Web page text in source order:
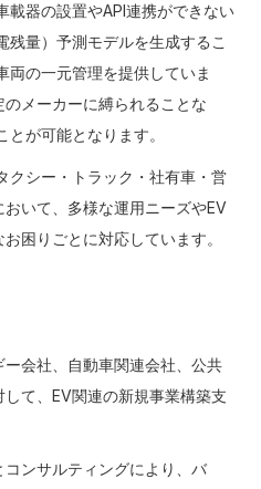
載器の設置やAPI連携ができない
量）予測モデルを生成するこ
両の一元管理を提供していま
メーカーに縛られることな
が可能となります。
クシー・トラック・社有車・営
いて、多様な運用ニーズやEV
困りごとに対応しています。
会社、自動車関連会社、公共
て、EV関連の新規事業構築支
ンサルティングにより、バ